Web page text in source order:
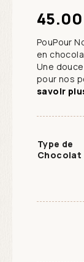
45.00
PouPour
en
Une
pour nos
savoir
Type de
Chocolat